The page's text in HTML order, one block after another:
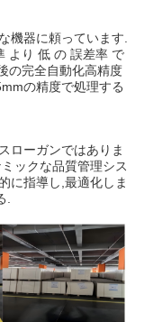
機器に頼っています.
より 低 の 誤差率 で
の完全自動化高精度
の精度で処理する
ローガンではありま
ックな品質管理シス
に指導し,最適化しま
.